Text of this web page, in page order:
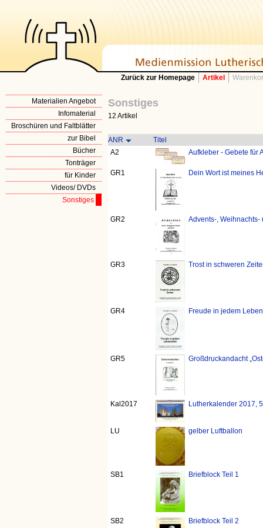
Zurück zur Homepage Artikel
Materialien Angebot
Infomaterial
Broschüren und Faltblätter
zur Bibel
Bücher
Tonträger
für Kinder
Videos/ DVDs
Sonstiges
Sonstiges
12 Artikel
ANR
Titel
A2
Aufkleber - Gebete für
GR1 Dein Wort ist meines
GR2 Advents-,
GR3 Trost in schweren
GR4 Freude in jedem
GR5 Großdruckandacht
Kal2017 Lutherkalender 2017,
LU gelber Luftballon
SB1 Briefblock Teil 1
SB2 Briefblock Teil 2